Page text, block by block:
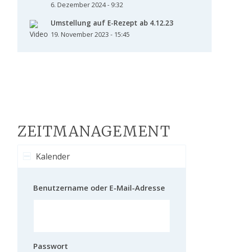
ZEITMANAGEMENT
Kalender
Benutzername oder E-Mail-Adresse
Passwort
6. Dezember 2024 - 9:32
Umstellung auf E-Rezept ab 4.12.23
19. November 2023 - 15:45